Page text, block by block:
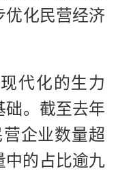
优化民营经济
代化的生力
础。截至去年
企业数量超
中的占比逾九